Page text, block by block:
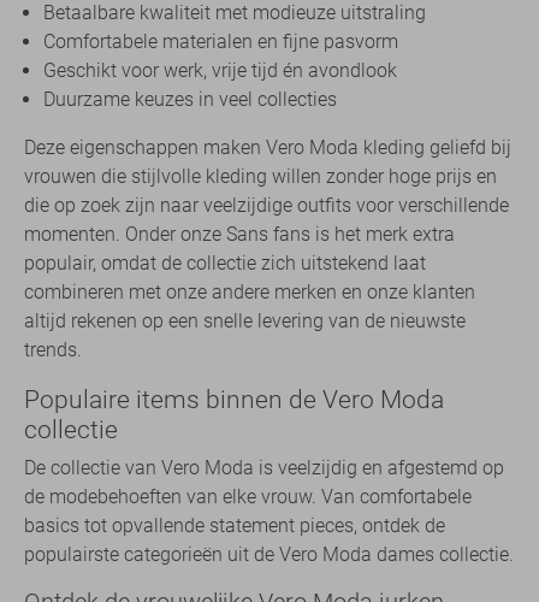
Betaalbare kwaliteit met modieuze uitstraling
Comfortabele materialen en fijne pasvorm
Geschikt voor werk, vrije tijd én avondlook
Duurzame keuzes in veel collecties
Deze eigenschappen maken Vero Moda kleding geliefd bij
vrouwen die stijlvolle kleding willen zonder hoge prijs en
die op zoek zijn naar veelzijdige outfits voor verschillende
momenten. Onder onze Sans fans is het merk extra
populair, omdat de collectie zich uitstekend laat
combineren met onze andere merken en onze klanten
altijd rekenen op een snelle levering van de nieuwste
trends.
Populaire items binnen de Vero Moda
collectie
De collectie van Vero Moda is veelzijdig en afgestemd op
de modebehoeften van elke vrouw. Van comfortabele
basics tot opvallende statement pieces, ontdek de
populairste categorieën uit de Vero Moda dames collectie.